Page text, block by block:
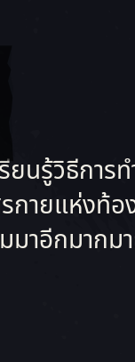
ยนรู้วิธีการ
ายแห่งท้อ
มาอีกมากม